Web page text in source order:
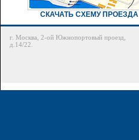
СКАЧАТЬ СХЕМУ ПРОЕЗДА
г. Москва, 2-ой Южнопортовый проезд,
д.14/22.